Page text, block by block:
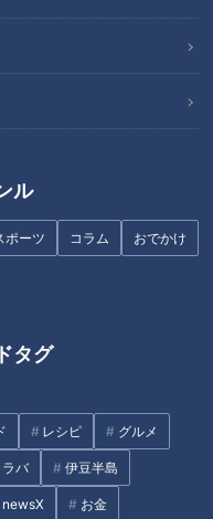
ル
ポーツ コラム おでかけ
タグ
レシピ グルメ
バ 伊豆半島
newsX お金
絶妙バランス！新
に彩られ散策していても